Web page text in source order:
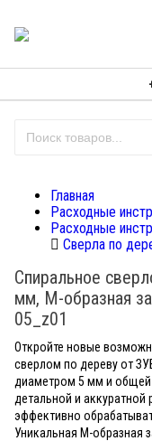
Главная
Расходные
Расходные
Сверла по
Спиральное
мм, М-образная
05_z01
Откройте новые
сверлом по дереву от
диаметром 5 мм и
детальной и
эффективно
Уникальная М-образная